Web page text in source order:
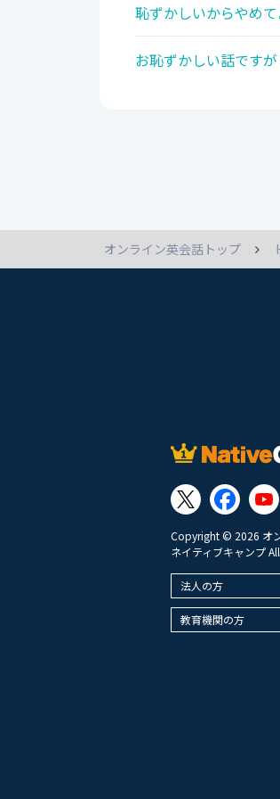
恥ずかしいからやめ
お恥ずかしい話です
オンライン英会話トップ
Copyright © 2026 オ
ネイティブキャンプ
法人の方
教育機関の方